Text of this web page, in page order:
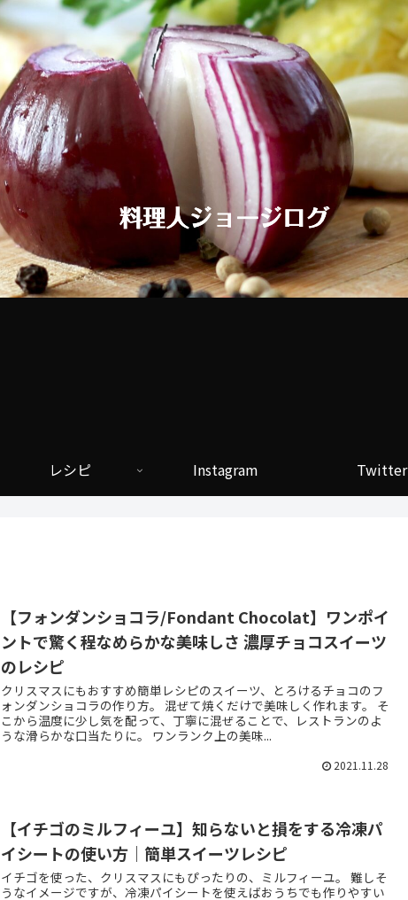
レシピ Instagram Twitter
【フォンダンショコラ/Fondant Chocolat】ワンポイ
ントで驚く程なめらかな美味しさ 濃厚チョコスイーツ
のレシピ
クリスマスにもおすすめ簡単レシピのスイーツ、とろけるチョコのフ
ォンダンショコラの作り方。 混ぜて焼くだけで美味しく作れます。 そ
こから温度に少し気を配って、丁寧に混ぜることで、レストランのよ
うな滑らかな口当たりに。 ワンランク上の美味...
2021.11.28
【イチゴのミルフィーユ】知らないと損をする冷凍パ
イシートの使い方｜簡単スイーツレシピ
イチゴを使った、クリスマスにもぴったりの、ミルフィーユ。 難しそ
うなイメージですが、冷凍パイシートを使えばおうちでも作りやすい